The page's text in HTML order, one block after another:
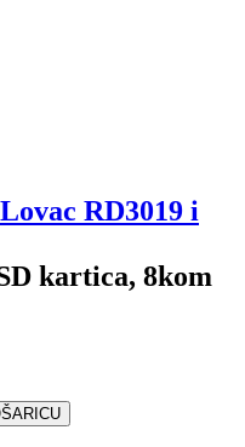
RD3019 i
kartica, 8kom